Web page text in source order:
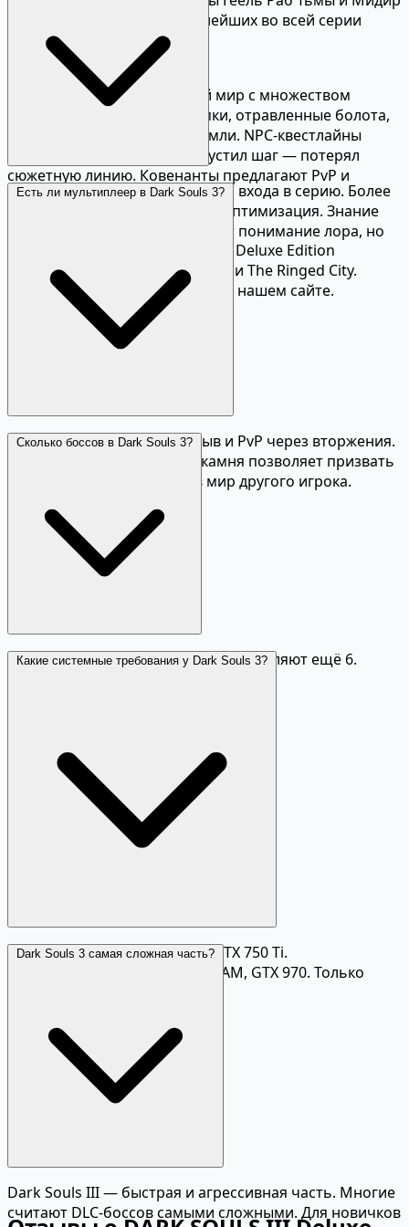
считаются одними из сложнейших во всей серии
Souls.
Мир и исследование
Лотрик — взаимосвязанный мир с множеством
секретов. Заброшенные замки, отравленные болота,
катакомбы и выжженные земли. NPC-квестлайны
развиваются скрытно: пропустил шаг — потерял
сюжетную линию. Ковенанты предлагают PvP и
кооперативные цели.
Dark Souls III доступна в Steam. Deluxe Edition
включает DLC Ashes of Ariandel и The Ringed City.
Сравните цены по регионам на нашем сайте.
Dark Souls III — отличная точка входа в серию. Более
быстрый темп боёв и лучшая оптимизация. Знание
предыдущих частей обогащает понимание лора, но
Есть ли мультиплеер в Dark Souls 3?
Да, кооператив через призыв и PvP через вторжения.
Система знаков мыльного камня позволяет призвать
помощь или вторгнуться в мир другого игрока.
Сколько боссов в Dark Souls 3?
В базовой игре 19 боссов. DLC добавляют ещё 6.
Какие системные требования у Dark Souls 3?
Минимум: i5-2500, 8 ГБ RAM, GTX 750 Ti.
Рекомендуется: i7-3770, 8 ГБ RAM, GTX 970. Только
Dark Souls 3 самая сложная часть?
Dark Souls III — быстрая и агрессивная часть. Многие
считают DLC-боссов самыми сложными. Для новичков